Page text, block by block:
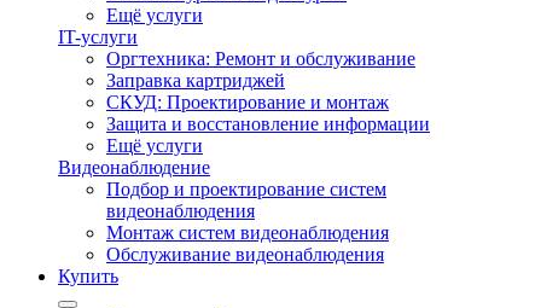
Ещё услуги
IT-услуги
Оргтехника: Ремонт и обслуживание
Заправка картриджей
СКУД: Проектирование и монтаж
Защита и восстановление информации
Ещё услуги
Видеонаблюдение
Подбор и проектирование систем
видеонаблюдения
Монтаж систем видеонаблюдения
Обслуживание видеонаблюдения
Купить